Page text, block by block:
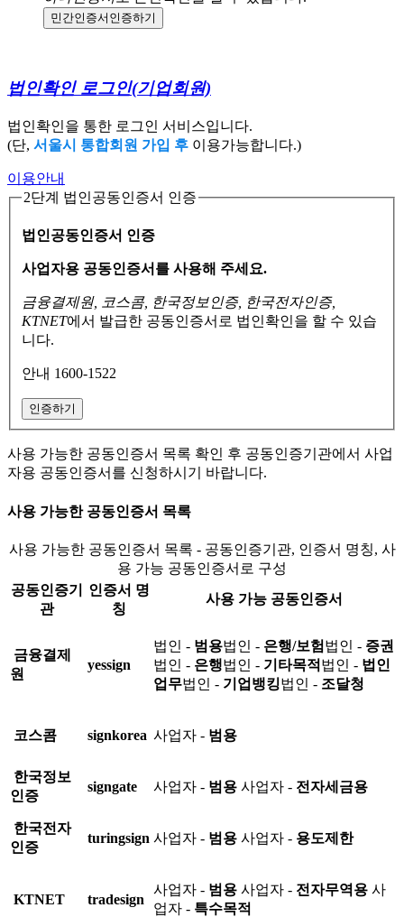
민간인증서 인증하기
법인확인 로그인(기업회원)
법인확인을 통한 로그인 서비스입니다.
(단, 서울시 통합회원 가입 후 이용가능합니다.)
이용안내
2단계 법인공동인증서 인증
법인공동인증서 인증
사업자용 공동인증서를 사용해 주세요.
금융결제원, 코스콤, 한국정보인증, 한국전자인증,
KTNET에서 발급한 공동인증서로 법인확인을 할 수 있습
니다.
안내 1600-1522
인증하기
사용 가능한 공동인증서 목록 확인 후 공동인증기관에서 사업
자용 공동인증서를 신청하시기 바랍니다.
사용 가능한 공동인증서 목록
사용 가능한 공동인증서 목록 - 공동인증기관, 인증서 명칭, 사
용 가능 공동인증서로 구성
공동인증기
관
인증서 명
칭
사용 가능 공동인증서
금융결제
원
yessign
법인 - 범용법인 - 은행/보험 법인 - 증권
법인 - 은행법인 - 기타목적 법인 - 법인
업무법인 - 기업뱅킹법인 - 조달청
코스콤 signkorea 사업자 - 범용
한국정보
인증
signgate 사업자 - 범용 사업자 - 전자세금용
한국전자
인증
turingsign 사업자 - 범용 사업자 - 용도제한
KTNET tradesign
사업자 - 범용 사업자 - 전자무역용 사
업자 - 특수목적